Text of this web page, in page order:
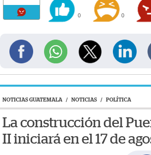
0 0
NOTICIAS GUATEMALA / NOTICIAS / POLÍTICA
La construcción del
II iniciará en el 17 de